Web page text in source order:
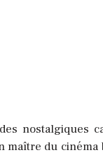
nostalgiques
maître du